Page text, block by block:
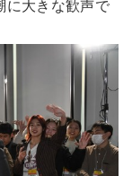
に大きな歓声で